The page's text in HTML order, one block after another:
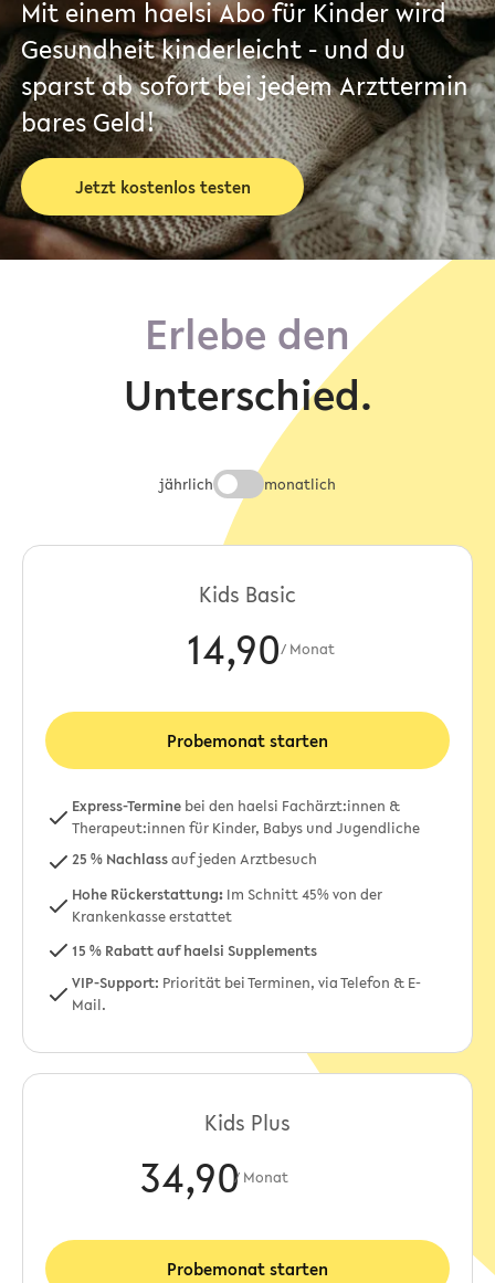
Mit einem haelsi Abo für Kinder wird
Gesundheit kinderleicht - und du
sparst ab sofort bei jedem Arzttermin
bares Geld!
Jetzt kostenlos testen
Erlebe den
Unterschied.
jährlich monatlich
Kids Basic
14,90/ Monat
Probemonat starten
Express-Termine bei den haelsi Fachärzt:innen &
Therapeut:innen für Kinder, Babys und Jugendliche
25 % Nachlassauf jeden Arztbesuch
Hohe Rückerstattung: Im Schnitt 45% von der
Krankenkasse erstattet
15 % Rabatt auf haelsi Supplements
VIP-Support: Priorität bei Terminen, via Telefon & E-
Mail.
Kids Plus
34,90/ Monat
Probemonat starten